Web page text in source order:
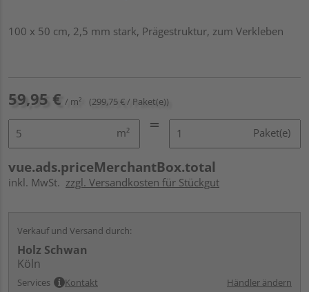
100 x 50 cm, 2,5 mm stark, Prägestruktur, zum Verkleben
59,95 € / m² (299,75 € / Paket(e))
m² Paket(e)
vue.ads.priceMerchantBox.total
inkl. MwSt. zzgl. Versandkosten für Stückgut
Verkauf und Versand durch:
Holz Schwan
Köln
Services Kontakt Händler ändern